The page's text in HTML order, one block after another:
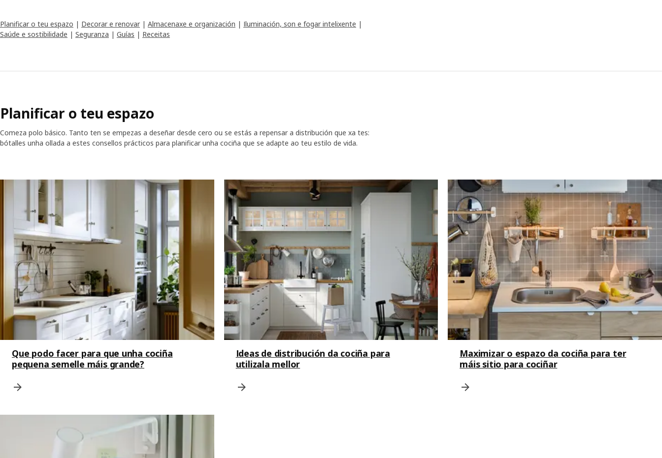
Planificar o teu espazo | Decorar e renovar | Almacenaxe e organización | Iluminación, son e fogar intelixente |
Saúde e sostibilidade | Seguranza | Guías | Receitas
Planificar o teu espazo
Comeza polo básico. Tanto ten se empezas a deseñar desde cero ou se estás a repensar a distribución que xa tes:
bótalles unha ollada a estes consellos prácticos para planificar unha cociña que se adapte ao teu estilo de vida.
Que podo facer para que unha cociña
pequena semelle máis grande?
Ideas de distribución da cociña para
utilizala mellor
Maximizar o espazo da cociña para ter
máis sitio para cociñar